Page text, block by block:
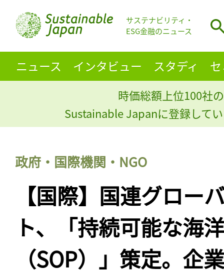
サステナビリティ・
ESG金融のニュース
ニュース インタビュー スタディ
時価総額上位100社
Sustainable Japanに登録して
政府・国際機関・NGO
【国際】国連グロー
ト、「持続可能な海
（SOP）」策定。企